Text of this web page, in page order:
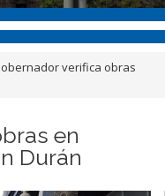
verifica obras
en
Durán